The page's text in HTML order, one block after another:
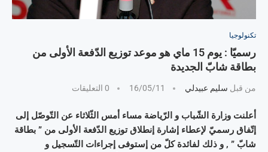
تكنولوجيا
رسميّا : يوم 15 ماي هو موعد توزيع الدّفعة الأولى من
بطاقة شابّ الجديدة
من قبل سليم عبيدلي 16/05/11 0 التعليقات
أعلنت وزارة الشّباب و الرّياضة مساء أمس الثّلاثاء عن التّوصّل إلى
إتّفاق رسميّ لإعطاء إشارة إنطلاق توزيع الدّفعة الأولى من ” بطاقة
شابّ ” , و ذلك لفائدة كلّ من إستوفى إجراءات التّسجيل و